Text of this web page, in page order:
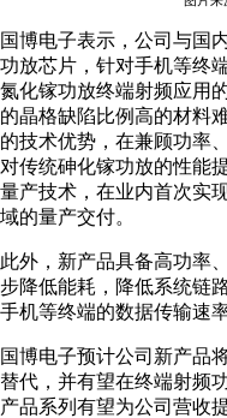
国博电子表示，公司与国
功放芯片，针对手机等终
氮化镓功放终端射频应用
的晶格缺陷比例高的材料
的技术优势，在兼顾功率
对传统砷化镓功放的性能
量产技术，在业内首次实
域的量产交付。
此外，新产品具备高功率
步降低能耗，降低系统链
手机等终端的数据传输速
国博电子预计公司新产品
替代，并有望在终端射频
产品系列有望为公司营收